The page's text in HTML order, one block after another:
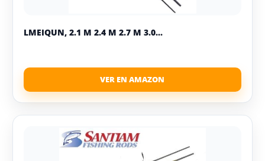
LMEIQUN, 2.1 M 2.4 M 2.7 M 3.0...